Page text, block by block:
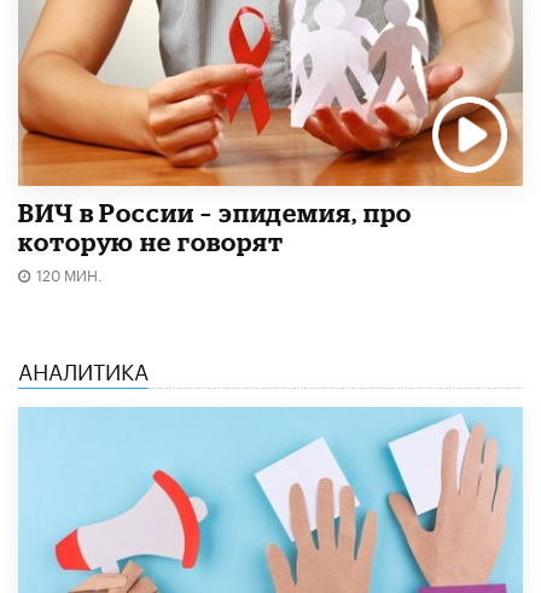
ВИЧ в России – эпидемия, про
которую не говорят
120 МИН.
АНАЛИТИКА